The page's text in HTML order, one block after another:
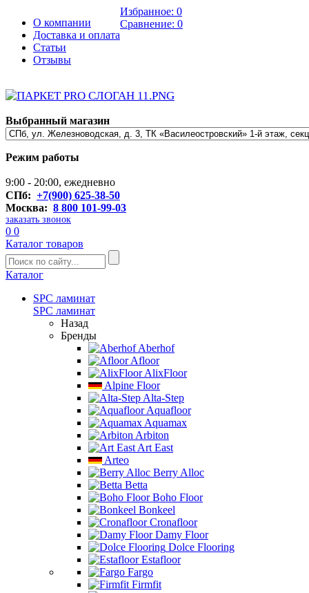
О компании
Доставка и оплата
Статьи
Отзывы
Избранное: 0
Сравнение: 0
Выбранный магазин
Режим работы
9:00 - 20:00, ежедневно
СПб: +7(900) 625-38-50
Москва: 8 800 101-99-03
заказать звонок
0 0
Каталог товаров
Каталог
SPC ламинат
SPC ламинат
Назад
Бренды
Aberhof
Afloor
AlixFloor
Alpine Floor
Alta-Step
Aquafloor
Aquamax
Arbiton
Art East
Arteo
Berry Alloc
Betta
Boho Floor
Bonkeel
Cronafloor
Damy Floor
Dolce Flooring
Estafloor
Fargo
Firmfit